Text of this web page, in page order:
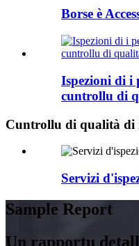
Borse è
Ispezioni di i
cuntrollu di
Cuntrollu di qualità
Servizi
Sample Report
Un rapportu